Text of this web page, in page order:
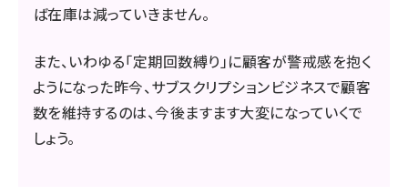
ば在庫は減っていきません。
また、いわゆる「定期回数縛り」に顧客が警戒感を抱く
ようになった昨今、サブスクリプションビジネスで顧客
数を維持するのは、今後ますます大変になっていくで
しょう。